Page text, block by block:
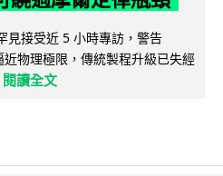
見接受近 5 小時專訪，警告
物理極限，傳統製程升級已失經
閱讀全文